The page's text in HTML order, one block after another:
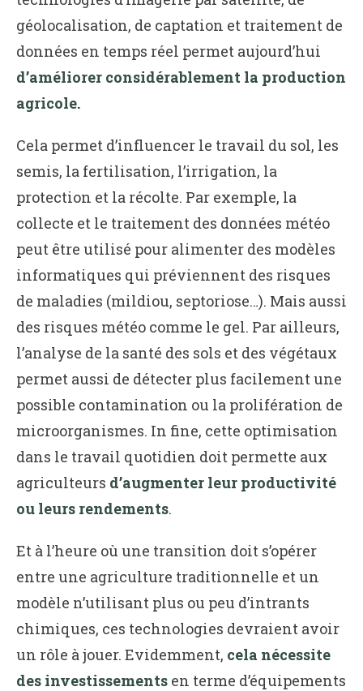
géolocalisation, de captation et traitement de
données en temps réel permet aujourd’hui
d’améliorer considérablement la production
agricole.
Cela permet d’influencer le travail du sol, les
semis, la fertilisation, l’irrigation, la
protection et la récolte. Par exemple, la
collecte et le traitement des données météo
peut être utilisé pour alimenter des modèles
informatiques qui préviennent des risques
de maladies (mildiou, septoriose…). Mais aussi
des risques météo comme le gel. Par ailleurs,
l’analyse de la santé des sols et des végétaux
permet aussi de détecter plus facilement une
possible contamination ou la prolifération de
microorganismes. In fine, cette optimisation
dans le travail quotidien doit permette aux
agriculteurs d’augmenter leur productivité
ou leurs rendements.
Et à l’heure où une transition doit s’opérer
entre une agriculture traditionnelle et un
modèle n’utilisant plus ou peu d’intrants
chimiques, ces technologies devraient avoir
un rôle à jouer. Evidemment, cela nécessite
des investissements en terme d’équipements